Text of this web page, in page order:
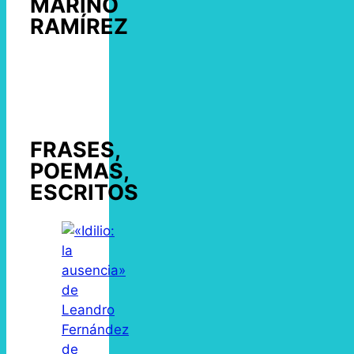
RAMÍREZ
FRASES,
POEMAS,
ESCRITOS